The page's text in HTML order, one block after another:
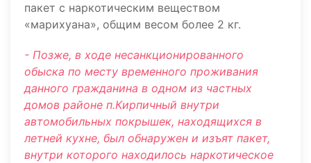
пакет с наркотическим веществом
«марихуана», общим весом более 2 кг.
- Позже, в ходе несанкционированного
обыска по месту временного проживания
данного гражданина в одном из частных
домов районе п.Кирпичный внутри
автомобильных покрышек, находящихся в
летней кухне, был обнаружен и изъят пакет,
внутри которого находилось наркотическое